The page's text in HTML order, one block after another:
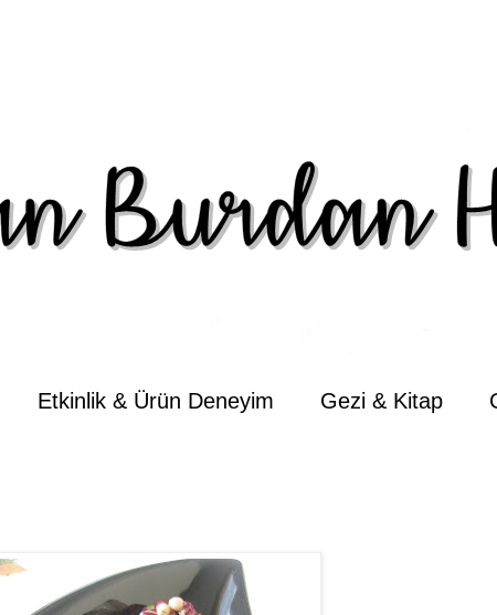
Etkinlik & Ürün Deneyim Gezi & Kitap